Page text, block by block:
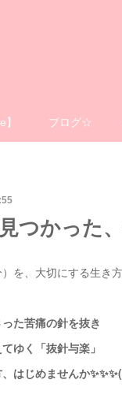
】 ブログ☆
つかった
を、大切にする生き方
た苦痛の針を抜き
ゆく「抜針与楽」
はじめませんか